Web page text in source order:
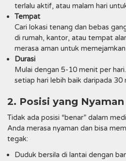
terlalu aktif, atau malam hari
Tempat
Cari lokasi tenang dan bebas
di rumah, kantor, atau tempat
merasa aman untuk
Durasi
Mulai dengan 5-10 menit per
setiap hari lebih baik daripada 30
2. Posisi yang Nyaman
Tidak ada posisi “benar” dalam
Anda merasa nyaman dan bisa
tegak:
Duduk bersila di lantai dengan